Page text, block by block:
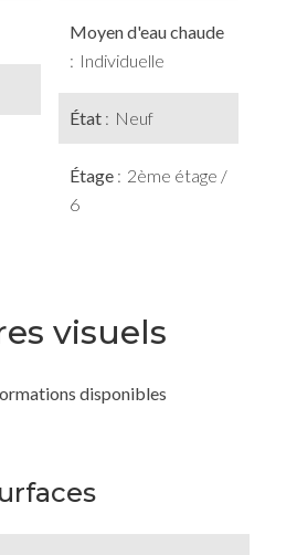
Moyen d'eau chaude
Individuelle
État Neuf
Étage
2ème étage /
6
visuels
disponibles